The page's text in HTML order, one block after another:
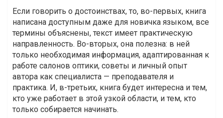
Если говорить о достоинствах, то, во-первых, книга
написана доступным даже для новичка языком, все
термины объяснены, текст имеет практическую
направленность. Во-вторых, она полезна: в ней
только необходимая информация, адаптированная к
работе салонов оптики, советы и личный опыт
автора как специалиста — преподавателя и
практика. И, в-третьих, книга будет интересна и тем,
кто уже работает в этой узкой области, и тем, кто
только собирается начинать.